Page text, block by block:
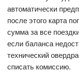
автоматически
после этого карта
сумма за все
если баланса
технический
списать комиссию.